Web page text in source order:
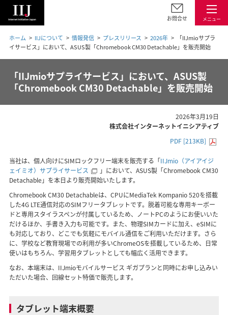
メニュー
お問合せ
ホーム IIJについて 情報発信 プレスリリース 2026年
「IIJmioサプラ
イサービス」において、ASUS製「Chromebook CM30 Detachable」を販売開始
「IIJmioサプライサービス」において、ASUS製
「Chromebook CM30 Detachable」を販売開始
2026年3月19日
株式会社インターネットイニシアティブ
PDF [213KB]
当社は、個人向けにSIMロックフリー端末を販売する「IIJmio（アイアイジ
ェイミオ）サプライサービス
」において、ASUS製「Chromebook CM30
Detachable」を本日より販売開始いたします。
Chromebook CM30 Detachableは、CPUにMediaTek Kompanio 520を搭載
した4G LTE通信対応のSIMフリータブレットです。脱着可能な専用キーボー
ドと専用スタイラスペンが付属しているため、ノートPCのようにお使いいた
だけるほか、手書き入力も可能です。また、物理SIMカードに加え、eSIMに
も対応しており、どこでも気軽にモバイル通信をご利用いただけます。さら
に、学校など教育現場での利用が多いChromeOSを搭載しているため、日常
使いはもちろん、学習用タブレットとしても幅広く活用できます。
なお、本端末は、IIJmioモバイルサービス ギガプランと同時にお申し込みい
ただいた場合、回線セット特価で販売します。
タブレット端末概要